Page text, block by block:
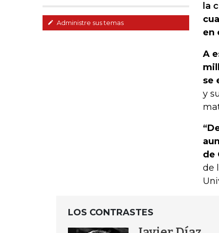
Administre sus temas
la
en
A
se
y
de
de
LOS CONTRASTES